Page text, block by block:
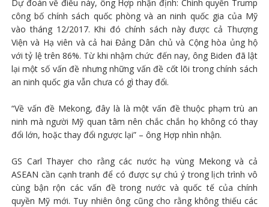
Dự đoán về điều này, ông Hợp nhận định: Chính quyền Trump
công bố chính sách quốc phòng và an ninh quốc gia của Mỹ
vào tháng 12/2017. Khi đó chính sách này được cả Thượng
Viện và Hạ viên và cả hai Đảng Dân chủ và Cộng hòa ủng hộ
với tỷ lệ trên 86%. Từ khi nhậm chức đến nay, ông Biden đã lật
lại một số vấn đề nhưng những vấn đề cốt lõi trong chính sách
an ninh quốc gia vẫn chưa có gì thay đổi.
“Về vấn đề Mekong, đây là là một vấn đề thuộc phạm trù an
ninh mà người Mỹ quan tâm nên chắc chắn họ không có thay
đổi lớn, hoặc thay đổi ngược lại” – ông Hợp nhìn nhận.
GS Carl Thayer cho rằng các nước hạ vùng Mekong và cả
ASEAN cần cạnh tranh để có được sự chú ý trong lịch trình vô
cùng bận rộn các vấn đề trong nước và quốc tế của chính
quyền Mỹ mới. Tuy nhiên ông cũng cho rằng không thiếu các